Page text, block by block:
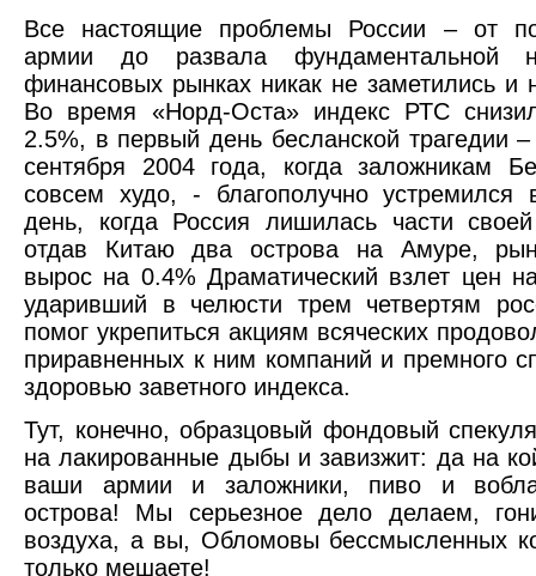
Все настоящие проблемы России – от
армии до развала фундаментальной
финансовых рынках никак не заметились и
Во время «Норд-Оста» индекс РТС
2.5%, в первый день бесланской трагедии
сентября 2004 года, когда заложникам
совсем худо, - благополучно устремился
день, когда Россия лишилась части своей
отдав Китаю два острова на Амуре,
вырос на 0.4% Драматический взлет цен
ударивший в челюсти трем четвертям
помог укрепиться акциям всяческих
приравненных к ним компаний и премного
здоровью заветного индекса.
Тут, конечно, образцовый фондовый
на лакированные дыбы и завизжит: да на
ваши армии и заложники, пиво и
острова! Мы серьезное дело делаем,
воздуха, а вы, Обломовы бессмысленных
только мешаете!